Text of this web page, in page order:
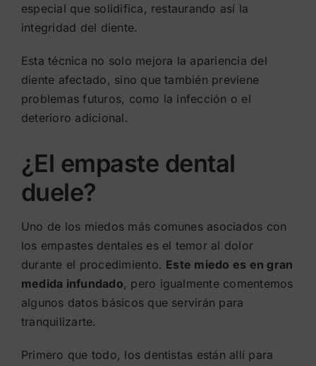
especial que solidifica, restaurando así la
integridad del diente.
Esta técnica no solo mejora la apariencia del
diente afectado, sino que también previene
problemas futuros, como la infección o el
deterioro adicional.
¿El empaste dental
duele?
Uno de los miedos más comunes asociados con
los empastes dentales es el temor al dolor
durante el procedimiento. Este miedo es en gran
medida infundado, pero igualmente comentemos
algunos datos básicos que servirán para
tranquilizarte.
Primero que todo, los dentistas están allí para